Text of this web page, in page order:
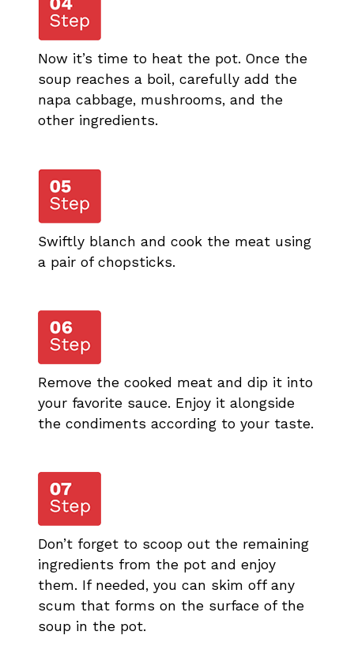
Now it’s time to heat the pot. Once the
soup reaches a boil, carefully add the
napa cabbage, mushrooms, and the
other ingredients.
Swiftly blanch and cook the meat using
a pair of chopsticks.
Remove the cooked meat and dip it into
your favorite sauce. Enjoy it alongside
the condiments according to your taste.
Don’t forget to scoop out the remaining
ingredients from the pot and enjoy
them. If needed, you can skim off any
scum that forms on the surface of the
soup in the pot.